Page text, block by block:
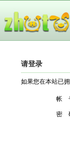
请登录
如果您在本站已
帐
密